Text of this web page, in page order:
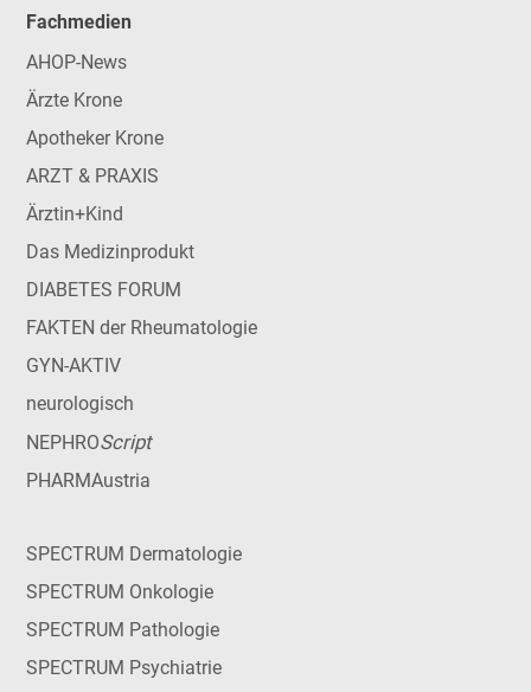
Fachmedien
AHOP-News
Ärzte Krone
Apotheker Krone
ARZT & PRAXIS
Ärztin+Kind
Das Medizinprodukt
DIABETES FORUM
FAKTEN der Rheumatologie
GYN-AKTIV
neurologisch
NEPHROScript
PHARMAustria
SPECTRUM Dermatologie
SPECTRUM Onkologie
SPECTRUM Pathologie
SPECTRUM Psychiatrie